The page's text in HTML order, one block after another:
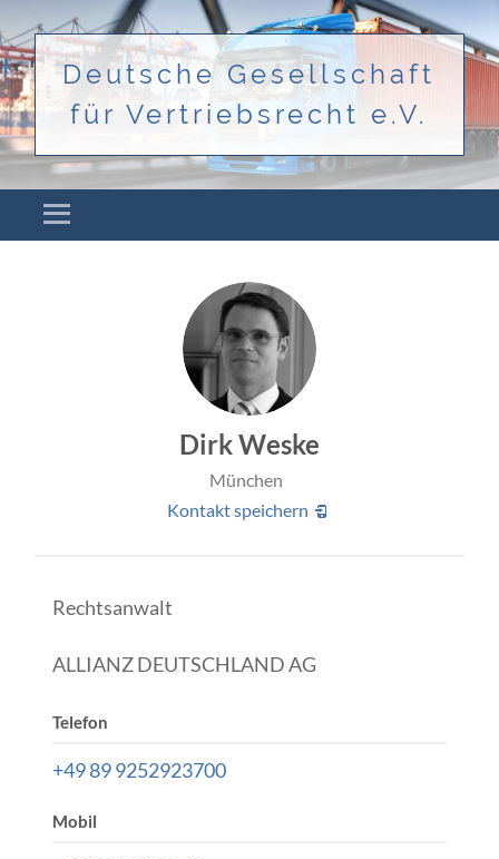
Deutsche Gesellschaft
für Vertriebsrecht e.V.
Dirk Weske
München
Kontakt speichern
Rechtsanwalt
ALLIANZ DEUTSCHLAND AG
Telefon
+49 89 9252923700
Mobil